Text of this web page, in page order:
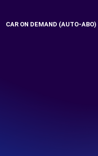
CAR ON DEMAND (AUTO-ABO)